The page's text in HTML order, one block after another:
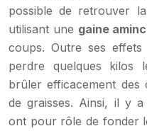
possible de retrouver
utilisant une gaine
coups. Outre ses effets
perdre quelques kilos
brûler efficacement des
de graisses. Ainsi, il y a
ont pour rôle de fonder